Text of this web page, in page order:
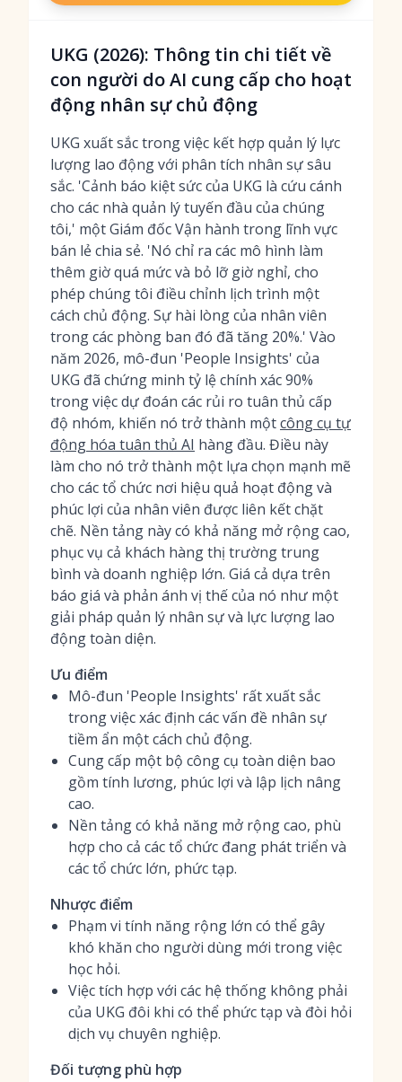
UKG (2026): Thông tin chi tiết về
con người do AI cung cấp cho hoạt
động nhân sự chủ động
UKG xuất sắc trong việc kết hợp quản lý lực
lượng lao động với phân tích nhân sự sâu
sắc. 'Cảnh báo kiệt sức của UKG là cứu cánh
cho các nhà quản lý tuyến đầu của chúng
tôi,' một Giám đốc Vận hành trong lĩnh vực
bán lẻ chia sẻ. 'Nó chỉ ra các mô hình làm
thêm giờ quá mức và bỏ lỡ giờ nghỉ, cho
phép chúng tôi điều chỉnh lịch trình một
cách chủ động. Sự hài lòng của nhân viên
trong các phòng ban đó đã tăng 20%.' Vào
năm 2026, mô-đun 'People Insights' của
UKG đã chứng minh tỷ lệ chính xác 90%
trong việc dự đoán các rủi ro tuân thủ cấp
độ nhóm, khiến nó trở thành mộtcông cụ tự
động hóa tuân thủ AI hàng đầu. Điều này
làm cho nó trở thành một lựa chọn mạnh mẽ
cho các tổ chức nơi hiệu quả hoạt động và
phúc lợi của nhân viên được liên kết chặt
chẽ. Nền tảng này có khả năng mở rộng cao,
phục vụ cả khách hàng thị trường trung
bình và doanh nghiệp lớn. Giá cả dựa trên
báo giá và phản ánh vị thế của nó như một
giải pháp quản lý nhân sự và lực lượng lao
động toàn diện.
Ưu điểm
Mô-đun 'People Insights' rất xuất sắc
trong việc xác định các vấn đề nhân sự
tiềm ẩn một cách chủ động.
Cung cấp một bộ công cụ toàn diện bao
gồm tính lương, phúc lợi và lập lịch nâng
cao.
Nền tảng có khả năng mở rộng cao, phù
hợp cho cả các tổ chức đang phát triển và
các tổ chức lớn, phức tạp.
Nhược điểm
Phạm vi tính năng rộng lớn có thể gây
khó khăn cho người dùng mới trong việc
học hỏi.
Việc tích hợp với các hệ thống không phải
của UKG đôi khi có thể phức tạp và đòi hỏi
dịch vụ chuyên nghiệp.
Đối tượng phù hợp